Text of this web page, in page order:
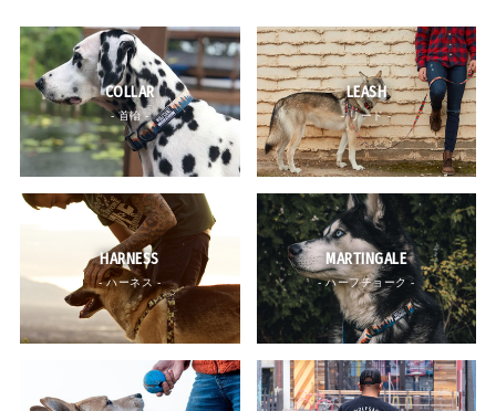
COLLAR
- 首輪 -
LEASH
- リード -
HARNESS
- ハーネス -
MARTINGALE
- ハーフチョーク -